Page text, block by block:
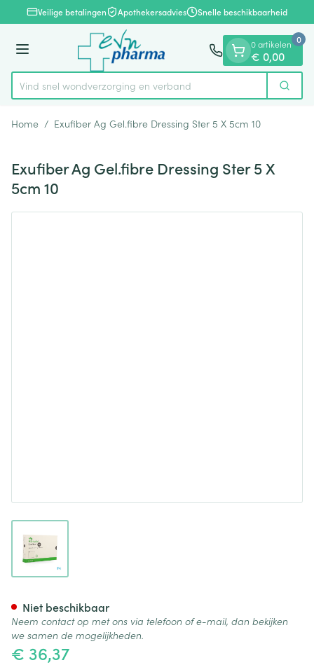
Ga naar de inhoud
1 van 1Veilige betalingen Apothekersadvies Snelle beschikbaarheid
Menu
Product, merk, categorie...
Vind snel wondverzorging en verband Zoek
0 artikelen
€ 0,00
0
Home / Exufiber Ag Gel.fibre Dressing Ster 5 X 5cm 10
Exufiber Ag Gel.fibre Dressing Ster 5 X
5cm 10
€ 36,37
Niet beschikbaar
Neem contact op met ons via telefoon of e-mail, dan bekijken
we samen de mogelijkheden.